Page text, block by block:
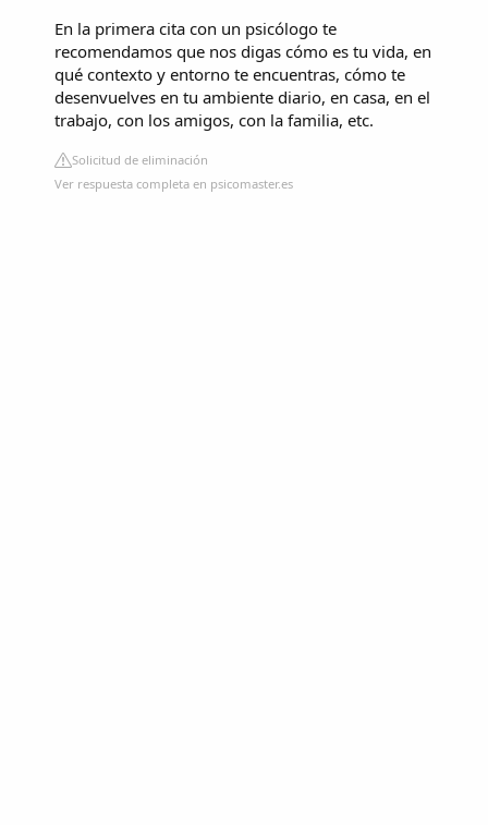
En la primera cita con un psicólogo te
recomendamos que nos digas cómo es tu vida, en
qué contexto y entorno te encuentras, cómo te
desenvuelves en tu ambiente diario, en casa, en el
trabajo, con los amigos, con la familia, etc.
Solicitud de eliminación
Ver respuesta completa en psicomaster.es